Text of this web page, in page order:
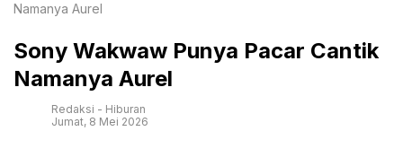
Namanya Aurel
Sony Wakwaw Punya Pacar Cantik
Namanya Aurel
Redaksi - Hiburan
Jumat, 8 Mei 2026